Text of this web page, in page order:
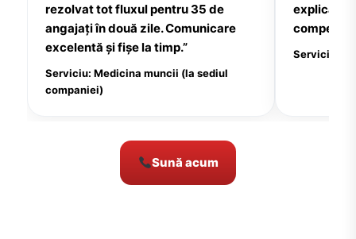
rezolvat tot fluxul pentru 35 de
angajați în două zile. Comunicare
excelentă și fișe la timp.”
Serviciu: Medicina muncii (la sediul
companiei)
explicații
Serviciu:
Sună acum